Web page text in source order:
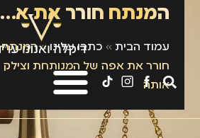
המנתח חורר את אפה של המנותחת וצילק אותה
עמוד הבית» כתבו עלינו»המנתח
חורר את אפה של המנותחת וצילק
אותה